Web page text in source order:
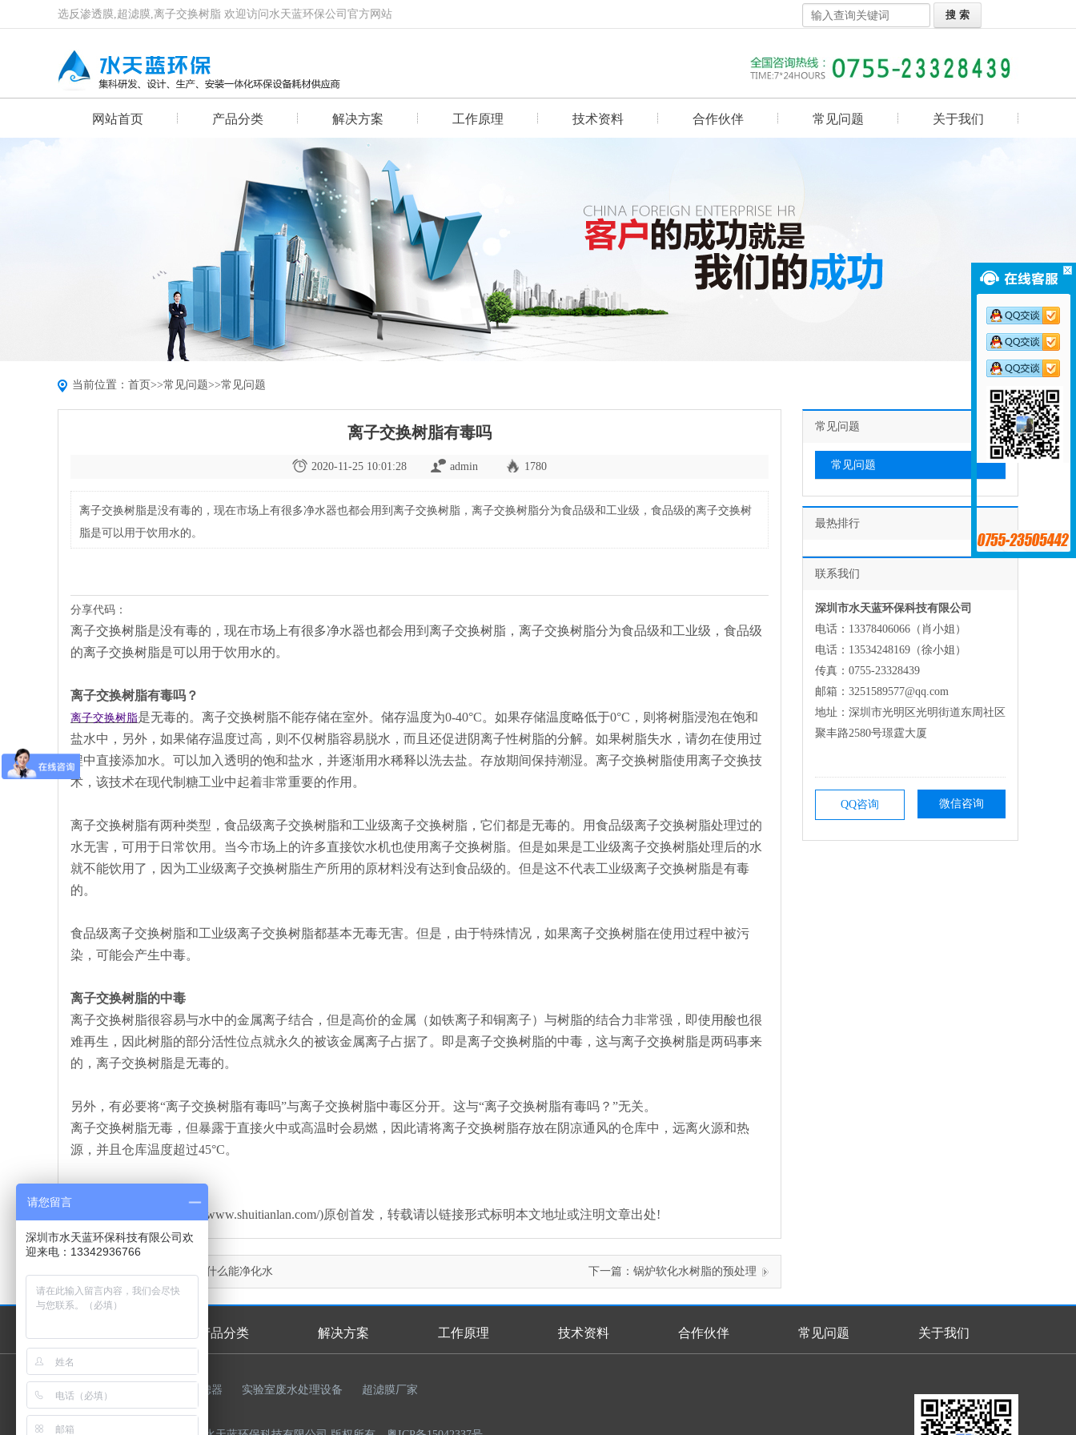
选反渗透膜,超滤膜,离子交换树脂 欢迎访问水天蓝环保公司官方网站
网站首页 产品分类 解决方案 工作原理 技术资料 合作伙伴 常见问题 关于我们
当前位置： 首页>>常见问题>>常见问题
离子交换树脂有毒吗
2020-11-25 10:01:28 admin 1780
离子交换树脂是没有毒的，现在市场上有很多净水器也都会用到离子交换树脂，离子交换树脂分为食品级和工业级，食品级的离子交换树
脂是可以用于饮用水的。
分享代码：
离子交换树脂是没有毒的，现在市场上有很多净水器也都会用到离子交换树脂，离子交换树脂分为食品级和工业级，食品级
的离子交换树脂是可以用于饮用水的。
离子交换树脂有毒吗？
离子交换树脂是无毒的。离子交换树脂不能存储在室外。储存温度为0-40°C。如果存储温度略低于0°C，则将树脂浸泡在饱和
盐水中，另外，如果储存温度过高，则不仅树脂容易脱水，而且还促进阴离子性树脂的分解。如果树脂失水，请勿在使用过
程中直接添加水。可以加入透明的饱和盐水，并逐渐用水稀释以洗去盐。存放期间保持潮湿。离子交换树脂使用离子交换技
术，该技术在现代制糖工业中起着非常重要的作用。
离子交换树脂有两种类型，食品级离子交换树脂和工业级离子交换树脂，它们都是无毒的。用食品级离子交换树脂处理过的
水无害，可用于日常饮用。当今市场上的许多直接饮水机也使用离子交换树脂。但是如果是工业级离子交换树脂处理后的水
就不能饮用了，因为工业级离子交换树脂生产所用的原材料没有达到食品级的。但是这不代表工业级离子交换树脂是有毒
的。
食品级离子交换树脂和工业级离子交换树脂都基本无毒无害。但是，由于特殊情况，如果离子交换树脂在使用过程中被污
染，可能会产生中毒。
离子交换树脂的中毒
离子交换树脂很容易与水中的金属离子结合，但是高价的金属（如铁离子和铜离子）与树脂的结合力非常强，即使用酸也很
难再生，因此树脂的部分活性位点就永久的被该金属离子占据了。即是离子交换树脂的中毒，这与离子交换树脂是两码事来
的，离子交换树脂是无毒的。
另外，有必要将“离子交换树脂有毒吗”与离子交换树脂中毒区分开。这与“离子交换树脂有毒吗？”无关。
离子交换树脂无毒，但暴露于直接火中或高温时会易燃，因此请将离子交换树脂存放在阴凉通风的仓库中，远离火源和热
源，并且仓库温度超过45°C。
本文由水天蓝环保(http://www.shuitianlan.com/)原创首发，转载请以链接形式标明本文地址或注明文章出处!
离子交换树脂为什么能净化水 下一篇： 锅炉软化水树脂的预处理
常见问题
常见问题
最热排行
联系我们
深圳市水天蓝环保科技有限公司
电话：13378406066（肖小姐）
电话：13534248169（徐小姐）
传真：0755-23328439
邮箱：3251589577@qq.com
地址：深圳市光明区光明街道东周社区
聚丰路2580号璟霆大厦
QQ咨询 微信咨询
产品分类 解决方案 工作原理 技术资料 合作伙伴 常见问题 关于我们
首页幻灯
友情链接： 过滤器 实验室废水处理设备 超滤膜厂家
请您留言
深圳市水天蓝环保科技有限公司欢
迎来电：13342936766